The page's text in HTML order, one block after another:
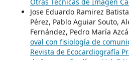
Jose Eduardo Ramirez
Pérez, Pablo Aguiar Souto,
Fernández, Pedro María
oval con fisiología de
Revista de Ecocardiografía